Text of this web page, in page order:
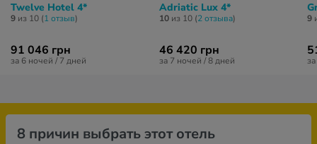
Twelve Hotel 4*
9 из 10 (1 отзыв)
91 046 грн
за 6 ночей / 7 дней
Adriatic Lux 4*
10из 10 (2 отзывa)
46 420 грн
за 7 ночей / 8 дней
9
8 причин выбрать этот отель